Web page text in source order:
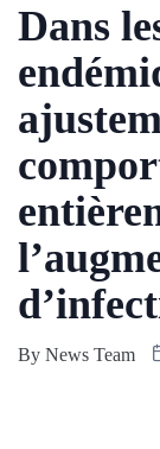
Dans
By News Team